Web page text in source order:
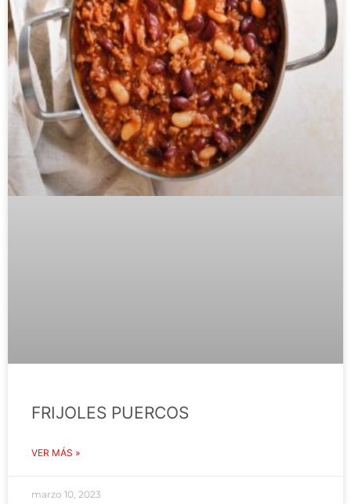
FRIJOLES PUERCOS
VER MÁS »
marzo 10, 2023